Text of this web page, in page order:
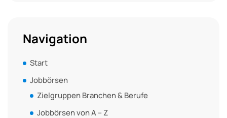
Navigation
Start
Jobbörsen
Zielgruppen Branchen & Berufe
Jobbörsen von A – Z